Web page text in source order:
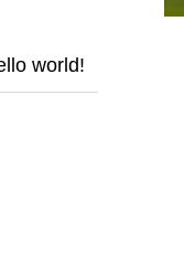
world!